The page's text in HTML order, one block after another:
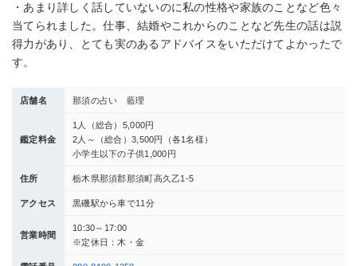
・あまり詳しく話していないのに私の性格や家族のことなど色々
当てられました。仕事、結婚やこれからのことなど先生の話は説
得力があり、とても実のあるアドバイスをいただけてよかったで
す。
店舗名 那須の占い 藍理
鑑定料金
1人（総合）5,000円
2人～（総合）3,500円（各1名様）
小学生以下の子供1,000円
住所 栃木県那須郡那須町高久乙1-5
アクセス 黒磯駅から車で11分
営業時間
10:30～17:00
※定休日：木・金